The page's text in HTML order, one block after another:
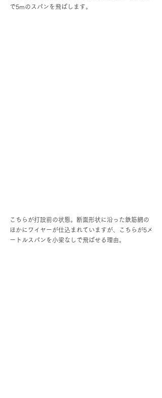
で5mのスパンを飛ばします。
こちらが打設前の状態。断面形状に沿った鉄筋網の
ほかにワイヤーが仕込まれていますが、こちらが5メ
ートルスパンを小梁なしで飛ばせる理由。